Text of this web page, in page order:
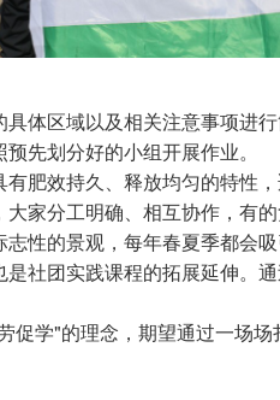
体区域以及相关注意事项进
先划分好的小组开展作业。
肥效持久、释放均匀的特性
家分工明确、相互协作，有
性的景观，每年春夏季都会
社团实践课程的拓展延伸。
促学"的理念，期望通过一场